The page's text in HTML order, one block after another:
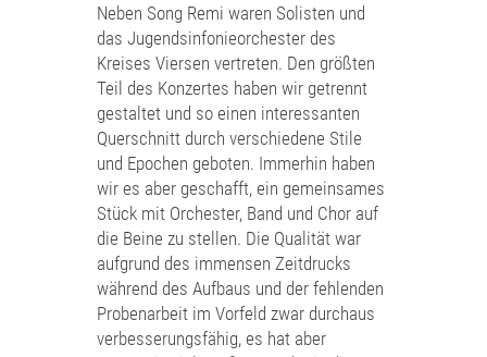
Neben Song Remi waren Solisten und
das Jugendsinfonieorchester des
Kreises Viersen vertreten. Den größten
Teil des Konzertes haben wir getrennt
gestaltet und so einen interessanten
Querschnitt durch verschiedene Stile
und Epochen geboten. Immerhin haben
wir es aber geschafft, ein gemeinsames
Stück mit Orchester, Band und Chor auf
die Beine zu stellen. Die Qualität war
aufgrund des immensen Zeitdrucks
während des Aufbaus und der fehlenden
Probenarbeit im Vorfeld zwar durchaus
verbesserungsfähig, es hat aber